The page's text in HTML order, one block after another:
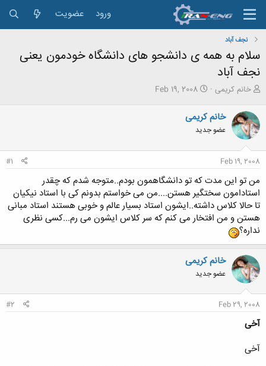
ورود عضویت
نجف آباد
سلام به همه ی دانشجو های دانشگاه خودمون یعنی
نجف آباد
ش
و
ع
ک
ن
ن
د
م
و
ض
و
ع
خانم کریمی
ت
ی
خ
ر
Feb 19, 2008
خانم کریمی
عضو جدید
Feb 19, 2008
#1
من تو این مدت که تو دانشگاهمون بودم..متوجه شدم که چقدر
استادامون سختگیر هستن....من می خواستم بدونم کی با استاد نیکیان
تا حالا کلاس داشته..ایشون استاد بسیار عالم و خوبی هستند استاد مبانی
هستن و من افتخار می کنم که سر کلاس ایشون می رم...کسی نظری
نداره؟
خانم کریمی
عضو جدید
Feb 29, 2008
#2
آخی
آخی